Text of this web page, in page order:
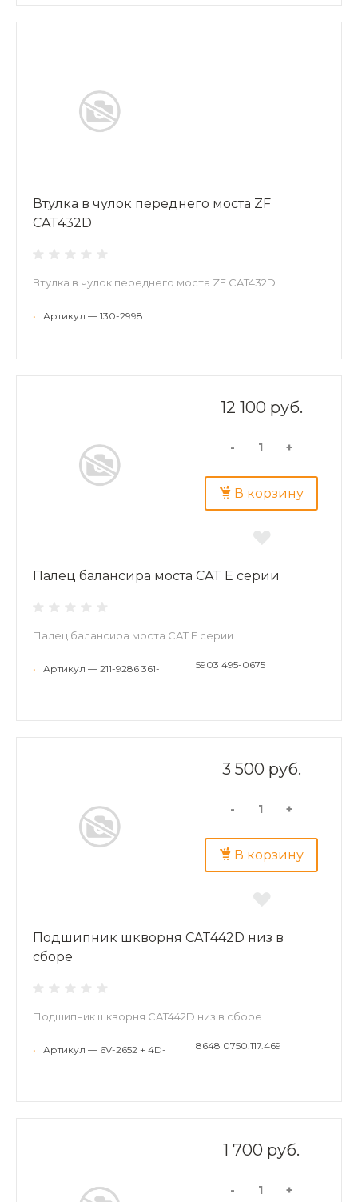
Втулка в чулок переднего моста ZF
CAT432D
Втулка в чулок переднего моста ZF CAT432D
• Артикул — 130-2998
12 100 руб.
- +
В корзину
Палец балансира моста CAT E серии
Палец балансира моста CAT E серии
• Артикул — 211-9286 361- 5903 495-0675
3 500 руб.
- +
В корзину
Подшипник шкворня CAT442D низ в
сборе
Подшипник шкворня CAT442D низ в сборе
• Артикул — 6V-2652 + 4D- 8648 0750.117.469
1 700 руб.
- +